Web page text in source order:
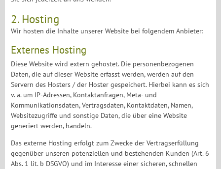
2. Hosting
Wir hosten die Inhalte unserer Website bei folgendem Anbieter:
Externes Hosting
Diese Website wird extern gehostet. Die personenbezogenen
Daten, die auf dieser Website erfasst werden, werden auf den
Servern des Hosters / der Hoster gespeichert. Hierbei kann es sich
v. a. um IP-Adressen, Kontaktanfragen, Meta- und
Kommunikationsdaten, Vertragsdaten, Kontaktdaten, Namen,
Websitezugriffe und sonstige Daten, die über eine Website
generiert werden, handeln.
Das externe Hosting erfolgt zum Zwecke der Vertragserfüllung
gegenüber unseren potenziellen und bestehenden Kunden (Art. 6
Abs. 1 lit. b DSGVO) und im Interesse einer sicheren, schnellen